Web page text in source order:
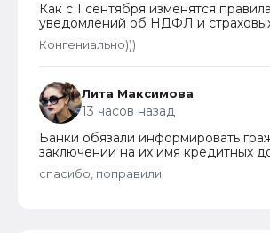
Как с 1 сентября изменятся
уведомлений об НДФЛ и
Конгениально)))
Лита Максимова
13 часов назад
Банки обязали информировать
заключении на их имя кредитных
спасибо, поправили